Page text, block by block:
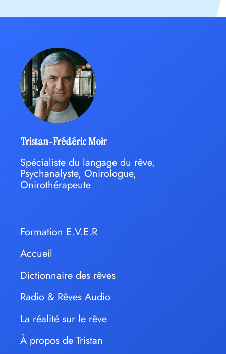
Tristan-Frédéric Moir
Spécialiste du langage du rêve,
Psychanalyste, Onirologue,
Onirothérapeute
Formation E.V.E.R
Accueil
Dictionnaire des rêves
Radio & Rêves Audio
La réalité sur le rêve
À propos de Tristan